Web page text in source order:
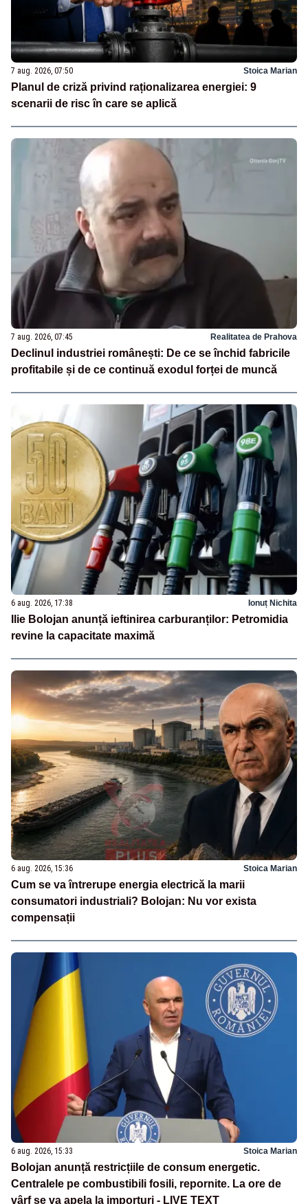
7 aug. 2026, 07:50 Stoica Marian
Planul de criză privind raționalizarea energiei: 9
scenarii de risc în care se aplică
7 aug. 2026, 07:45 Realitatea de Prahova
Declinul industriei românești: De ce se închid fabricile
profitabile și de ce continuă exodul forței de muncă
6 aug. 2026, 17:38 Ionuț Nichita
Ilie Bolojan anunță ieftinirea carburanților: Petromidia
revine la capacitate maximă
6 aug. 2026, 15:36 Stoica Marian
Cum se va întrerupe energia electrică la marii
consumatori industriali? Bolojan: Nu vor exista
compensații
6 aug. 2026, 15:33 Stoica Marian
Bolojan anunță restricțiile de consum energetic.
Centralele pe combustibili fosili, repornite. La ore de
vârf se va apela la importuri - LIVE TEXT